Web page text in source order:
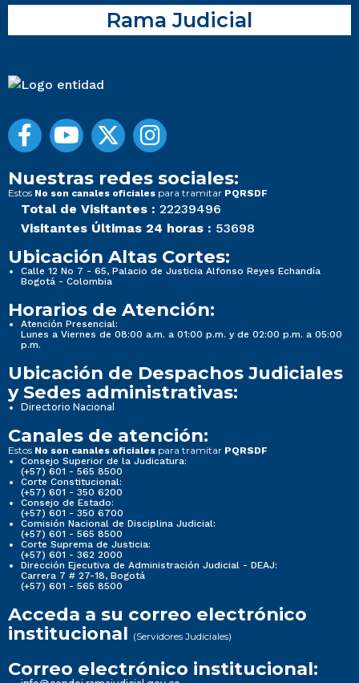
Rama Judicial
Nuestras redes sociales:
Estos No son canales oficiales para tramitar PQRSDF
Total de Visitantes : 22239496
Visitantes Últimas 24 horas : 53698
Ubicación Altas Cortes:
Calle 12 No 7 - 65, Palacio de Justicia Alfonso Reyes Echandía
Bogotá - Colombia
Horarios de Atención:
Atención Presencial:
Lunes a Viernes de 08:00 a.m. a 01:00 p.m. y de 02:00 p.m. a 05:00
p.m.
Ubicación de Despachos Judiciales
y Sedes administrativas:
Directorio Nacional
Canales de atención:
Estos No son canales oficiales para tramitar PQRSDF
Consejo Superior de la Judicatura:
(+57) 601 - 565 8500
Corte Constitucional:
(+57) 601 - 350 6200
Consejo de Estado:
(+57) 601 - 350 6700
Comisión Nacional de Disciplina Judicial:
(+57) 601 - 565 8500
Corte Suprema de Justicia:
(+57) 601 - 362 2000
Dirección Ejecutiva de Administración Judicial - DEAJ:
Carrera 7 # 27-18, Bogotá
(+57) 601 - 565 8500
Acceda a su correo electrónico
institucional (Servidores Judiciales)
Correo electrónico institucional: